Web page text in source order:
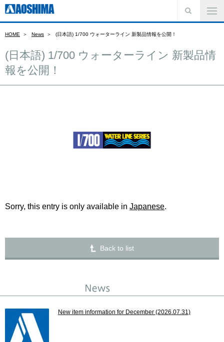
HOME News (日本語) 1/700 ウォーターライン 新製品情報を公開！
(日本語) 1/700 ウォーターライン 新製品情
報を公開！
Sorry, this entry is only available in Japanese.
Back to list
New item information for December (2026.07.31)